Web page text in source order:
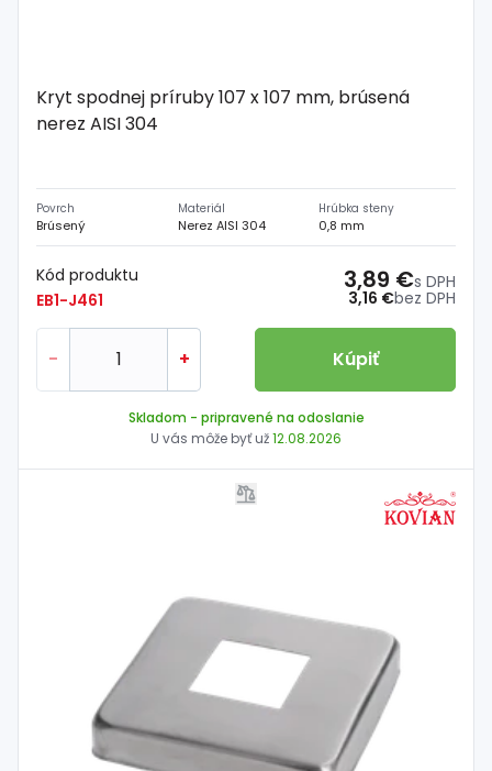
Kryt spodnej príruby 107 x 107 mm, brúsená
nerez AISI 304
Povrch
Brúsený
Materiál
Nerez AISI 304
Hrúbka steny
0,8 mm
Kód produktu
EB1-J461
3,16 €bez DPH
3,89 €s DPH
- + Kúpiť
Skladom - pripravené na odoslanie
U vás môže byť už12.08.2026